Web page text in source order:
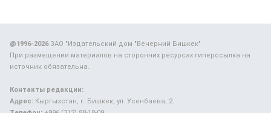
@1996-2026ЗАО "Издательский дом "Вечерний Бишкек"
При размещении материалов на сторонних ресурсах гиперссылка на
источник обязательна.
Контакты редакции:
Адрес: Кыргызстан, г. Бишкек, ул. Усенбаева, 2.